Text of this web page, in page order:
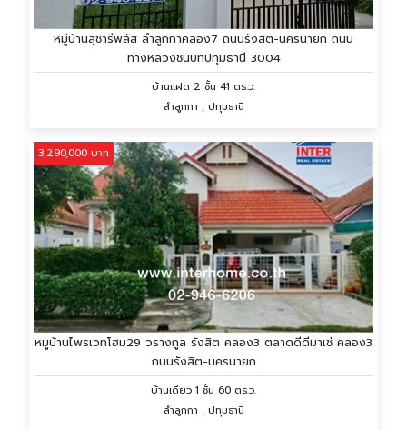
หมู่บ้านสุชารีพลัส ลำลูกกาคลอง7 ถนนรังสิต-นครนายก ถนน
ทางหลวงชนบทปทุมธานี 3004
บ้านเเฝด 2 ชั้น 41 ตร.ว.
ลำลูกกา , ปทุมธานี
3,290,000 บาท
หมูบ้านไพรเวทโฮม29 วรางกูล รังสิต คลอง3 ตลาดดีดีมาเช่ คลอง3
ถนนรังสิต-นครนายก
บ้านเดี่ยว 1 ชั้น 60 ตร.ว.
ลำลูกกา , ปทุมธานี